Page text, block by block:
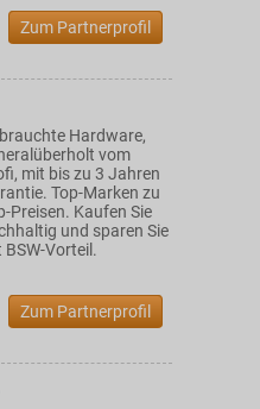
Zum Partnerprofil
Hardware,
vom
mit bis zu 3 Jahren
Top-Marken zu
Preisen. Kaufen Sie
und sparen Sie
BSW-Vorteil.
Zum Partnerprofil